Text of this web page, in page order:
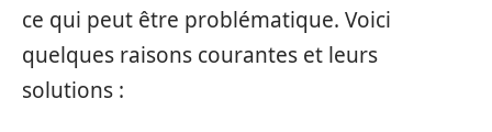
ce qui peut être problématique. Voici
quelques raisons courantes et leurs
solutions :